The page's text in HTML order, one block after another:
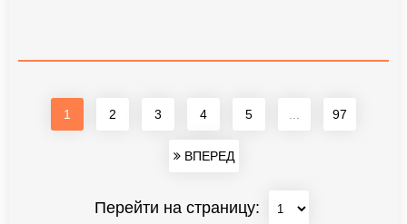
1 2 3 4 5 97
ВПЕРЕД
Перейти на страницу: